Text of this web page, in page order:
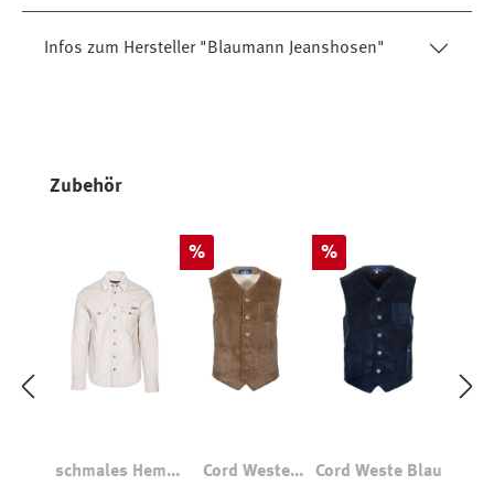
Infos zum Hersteller "Blaumann Jeanshosen"
Produktgalerie überspringen
Zubehör
schmales Hemd
Rabatt
%
Cord Weste
Rabatt
%
Cord Weste Blau